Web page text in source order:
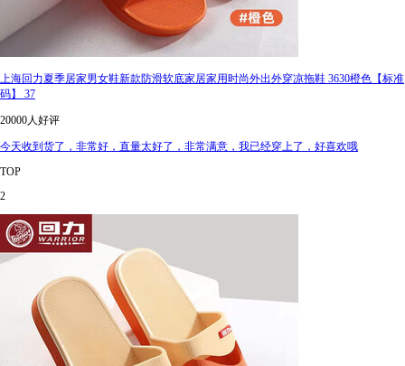
上海回力夏季居家男女鞋新款防滑软底家居家用时尚外出外穿凉拖鞋 3630橙色【标准
码】 37
20000人好评
今天收到货了，非常好，直量太好了，非常满意，我已经穿上了，好喜欢哦
TOP
2